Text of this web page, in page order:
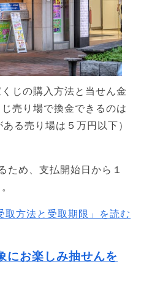
じの購入方法と当せん金
売り場で換金できるのは
る売り場は５万円以下）
ため、支払開始日から１
取方法と受取期限」を読む
にお楽しみ抽せんを